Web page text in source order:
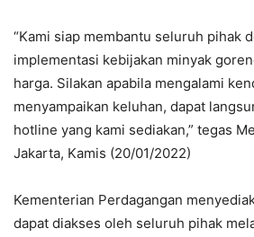
“Kami siap membantu seluruh pihak
implementasi kebijakan minyak
harga. Silakan apabila mengalami
menyampaikan keluhan, dapat
hotline yang kami sediakan,” tegas
Jakarta, Kamis (20/01/2022)
Kementerian Perdagangan
dapat diakses oleh seluruh pihak